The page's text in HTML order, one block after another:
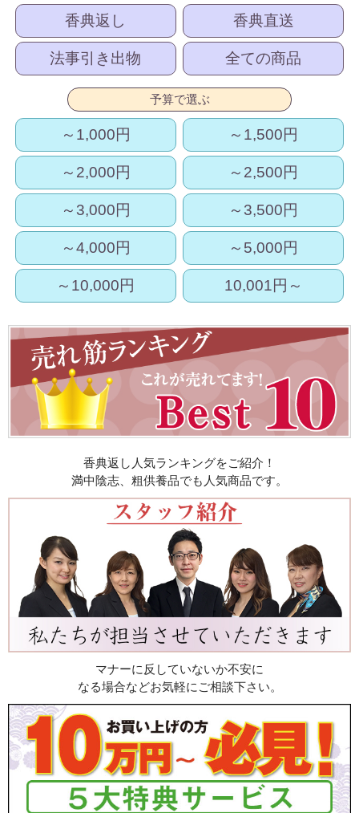
香典返し 香典直送
法事引き出物 全ての商品
予算で選ぶ
～1,000円 ～1,500円
～2,000円 ～2,500円
～3,000円 ～3,500円
～4,000円 ～5,000円
～10,000円 10,001円～
香典返し人気ランキングをご紹介！
満中陰志、粗供養品でも人気商品です。
マナーに反していないか不安に
なる場合などお気軽にご相談下さい。